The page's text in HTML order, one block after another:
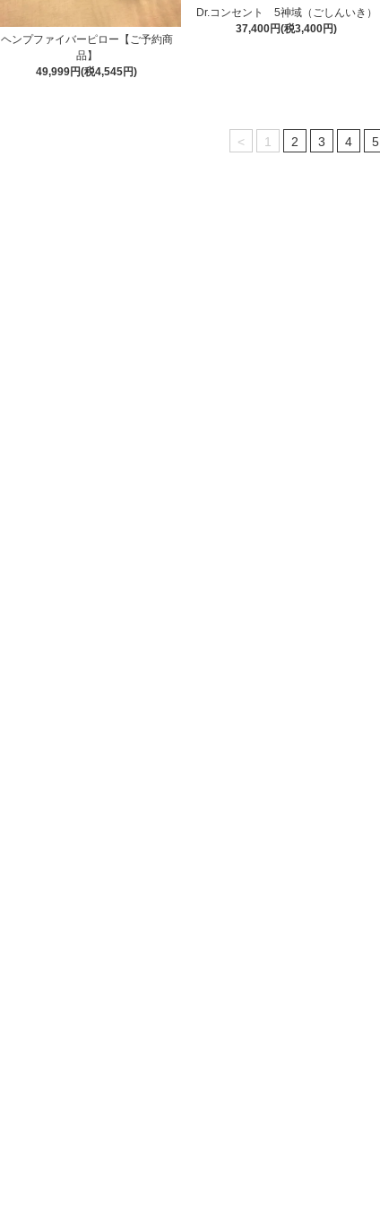
ヘンプファイバーピロー【ご予約商
品】
49,999円(税4,545円)
Dr.コンセント 5神域（ごしんいき）
37,400円(税3,400円)
< 1 2 3 4 5